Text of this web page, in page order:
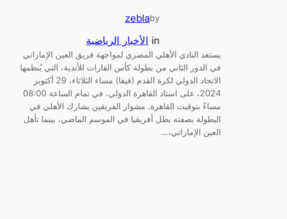
by
zebla
in
الأخبار الرياضية
يستعد النادي الأهلي المصري لمواجهة فريق العين الإماراتي
في الدور الثاني من بطولة كأس القارات للأندية، التي يُنظمها
الاتحاد الدولي لكرة القدم (فيفا) مساء الثلاثاء، 29 أكتوبر
2024، على استاد القاهرة الدولي، في تمام الساعة 08:00
مساءً بتوقيت القاهرة. مشوار الفريقين يشارك الأهلي في
البطولة بصفته بطل أفريقيا في الموسم الماضي، بينما تأهل
العين الإماراتي،…